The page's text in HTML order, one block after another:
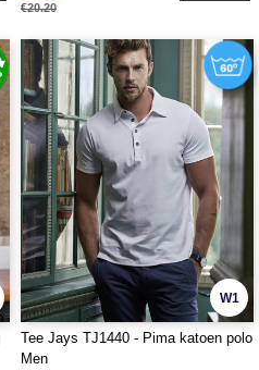
€20.20
W1
Tee Jays TJ1440 - Pima katoen polo
Men